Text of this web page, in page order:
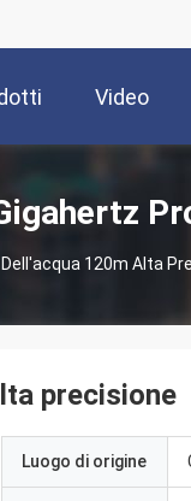
Video
120m Alta
precisione
Luogo di origine